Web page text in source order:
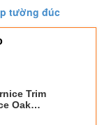
tường đúc
Trim
Oak